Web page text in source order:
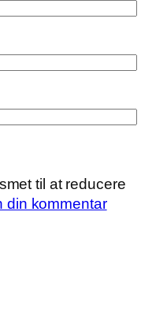
til at reducere
kommentar